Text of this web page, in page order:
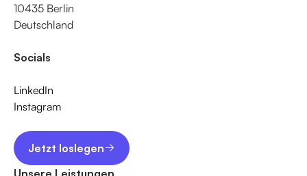
10435 Berlin
Deutschland
Socials
LinkedIn
Instagram
Jetzt loslegen
Jetzt loslegen